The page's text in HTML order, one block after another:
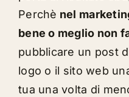
Perchè nel
bene o meglio non
pubblicare un post
logo o il sito web
tua una volta di